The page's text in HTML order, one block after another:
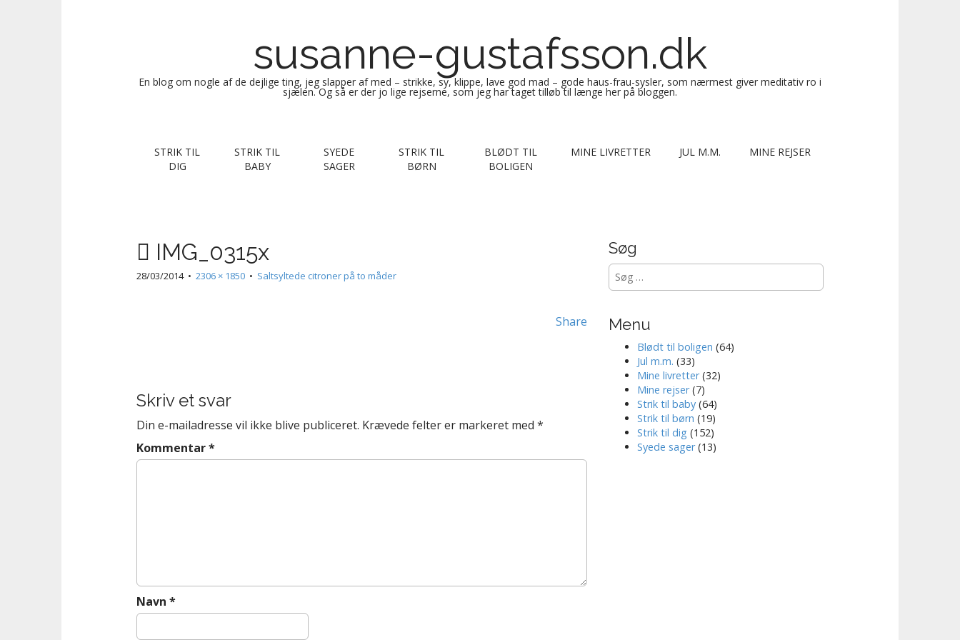
susanne-gustafsson.dk
En blog om nogle af de dejlige ting, jeg slapper af med – strikke, sy, klippe, lave god mad – gode haus-frau-sysler, som nærmest giver meditativ ro i
sjælen. Og så er der jo lige rejserne, som jeg har taget tilløb til længe her på bloggen.
e
n
u
c
o
n
STRIK TIL
DIG
STRIK TIL
BABY
SYEDE
SAGER
STRIK TIL
BØRN
BLØDT TIL
BOLIGEN
MINE LIVRETTER JUL M.M. MINE REJSER
IMG_0315x
28/03/2014• 2306 × 1850 • Saltsyltede citroner på to måder
Share
t
n
a
v
n
Skriv et svar
Din e-mailadresse vil ikke blive publiceret. Krævede felter er markeret med *
Kommentar*
Navn *
Søg
Søg
efter:
Menu
Blødt til boligen (64)
Jul m.m. (33)
Mine livretter(32)
Mine rejser(7)
Strik til baby (64)
Strik til børn (19)
Strik til dig (152)
Syede sager(13)